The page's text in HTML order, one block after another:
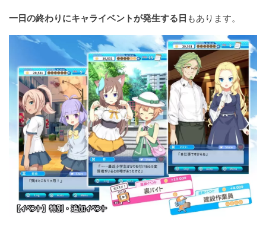
一日の終わりにキャライベントが発生する日 もあります。